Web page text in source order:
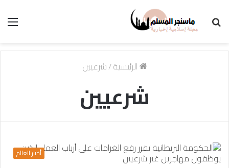
الرئيسية/شرعيين
شرعيين
أخبار العالم